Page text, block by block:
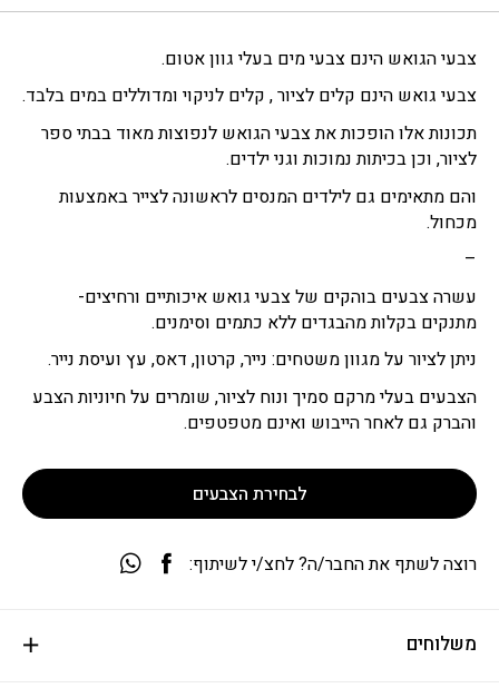
היה:
₪9.90.
הוא:
₪7.90.
צבעי הגואש הינם צבעי מים בעלי גוון אטום.
צבעי גואש הינם קלים לציור , קלים לניקוי ומדוללים במים בלבד.
תכונות אלו הופכות את צבעי הגואש לנפוצות מאוד בבתי ספר
לציור, וכן בכיתות נמוכות וגני ילדים.
והם מתאימים גם לילדים המנסים לראשונה לצייר באמצעות
מכחול.
–
עשרה צבעים בוהקים של צבעי גואש איכותיים ורחיצים-
מתנקים בקלות מהבגדים ללא כתמים וסימנים.
ניתן לציור על מגוון משטחים: נייר, קרטון, דאס, עץ ועיסת נייר.
הצבעים בעלי מרקם סמיך ונוח לציור, שומרים על חיוניות הצבע
והברק גם לאחר הייבוש ואינם מטפטפים.
לבחירת הצבעים
משלוחים
רוצה לשתף את החבר/ה? לחצ/י לשיתוף: